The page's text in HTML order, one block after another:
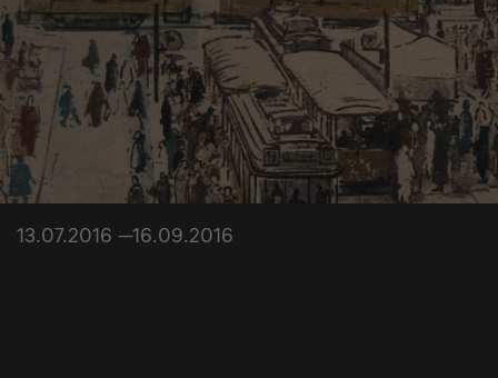
13.07.2016 —16.09.2016